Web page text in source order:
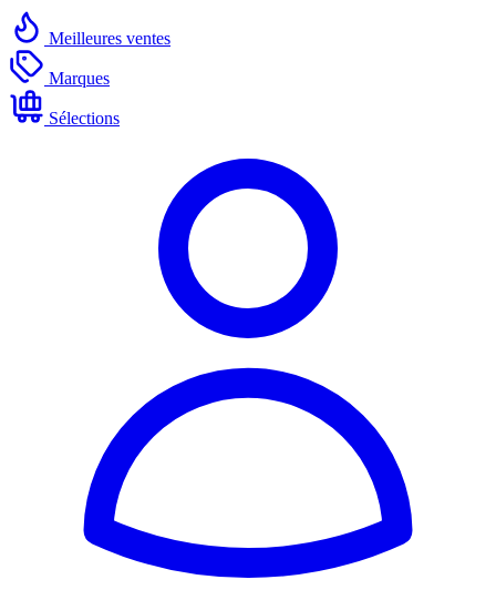
Meilleures ventes
Marques
Sélections